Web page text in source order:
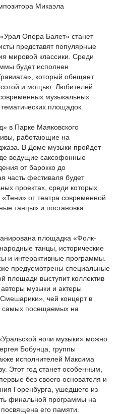
Микаэла
Опера Балет» станет
представят популярные
мировой классики. Среди
будет исполнен
который обещает
и мощью. Любителей
музыкальных
площадок.
в Парке Маяковского
работающие на
В Доме музыки пройдет
ведущие саксофонные
от барокко до
часть фестиваля будет
проектах, среди которых
от театра современной
танцы» и постановка
площадка «Фолк-
танцы, исторические
и интерактивные программы.
предусмотрены специальные
площади выступит коллектив
музыки и актеры
чей концерт в
самых посещаемых на
ночи музыки» можно
Бобунца, группы
исполнителей Максима
Этот год станет особенным,
без своего основателя и
Горенбурга, ушедшего из
финальной программы на
его памяти.